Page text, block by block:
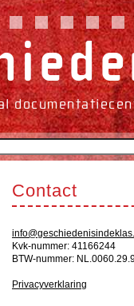
Contact
Kvk-nummer: 41166244
BTW-nummer:
Privacyverklaring